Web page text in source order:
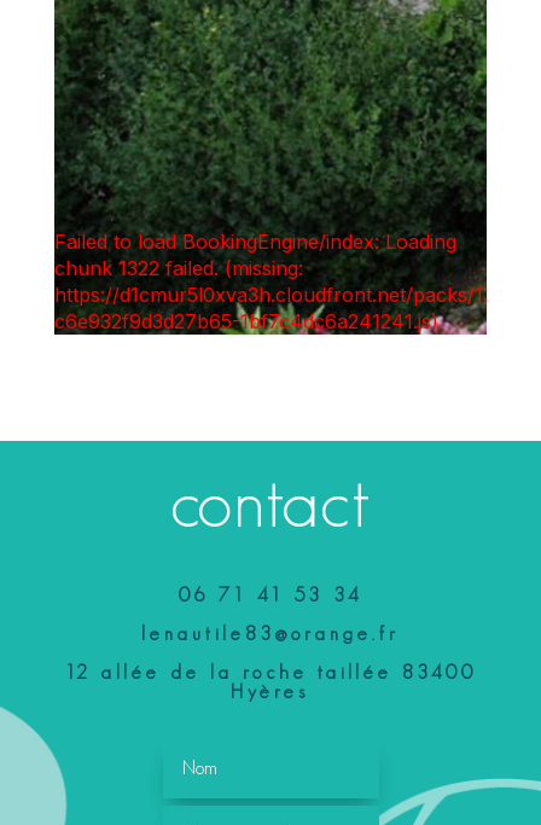
contact
06 71 41 53 34
lenautile83@orange.fr
12 allée de la roche taillée 83400
Hyères